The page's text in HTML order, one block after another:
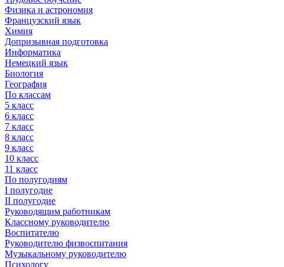
Физика и астрономия
Французский язык
Химия
Допризывная подготовка
Информатика
Немецкий язык
Биология
География
По классам
5 класс
6 класс
7 класс
8 класс
9 класс
10 класс
11 класс
По полугодиям
I полугодие
II полугодие
Руководящим работникам
Классному руководителю
Воспитателю
Руководителю физвоспитания
Музыкальному руководителю
Психологу